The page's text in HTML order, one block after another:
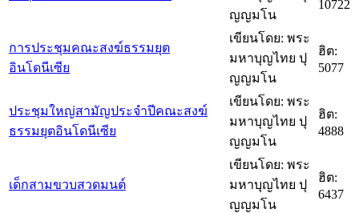
ญญมโน
10722
การประชุมคณะสงฆ์ธรรมยุต
อินโดนีเซีย
เขียนโดย: พระ
มหาบุญไทย ปุ
ญญมโน
ฮิต:
5077
ประชุมใหญ่สามัญประจำปีคณะสงฆ์
ธรรมยุตอินโดนีเซีย
เขียนโดย: พระ
มหาบุญไทย ปุ
ญญมโน
ฮิต:
4888
เด็กสามขวบสวดมนต์
เขียนโดย: พระ
มหาบุญไทย ปุ
ญญมโน
ฮิต:
6437